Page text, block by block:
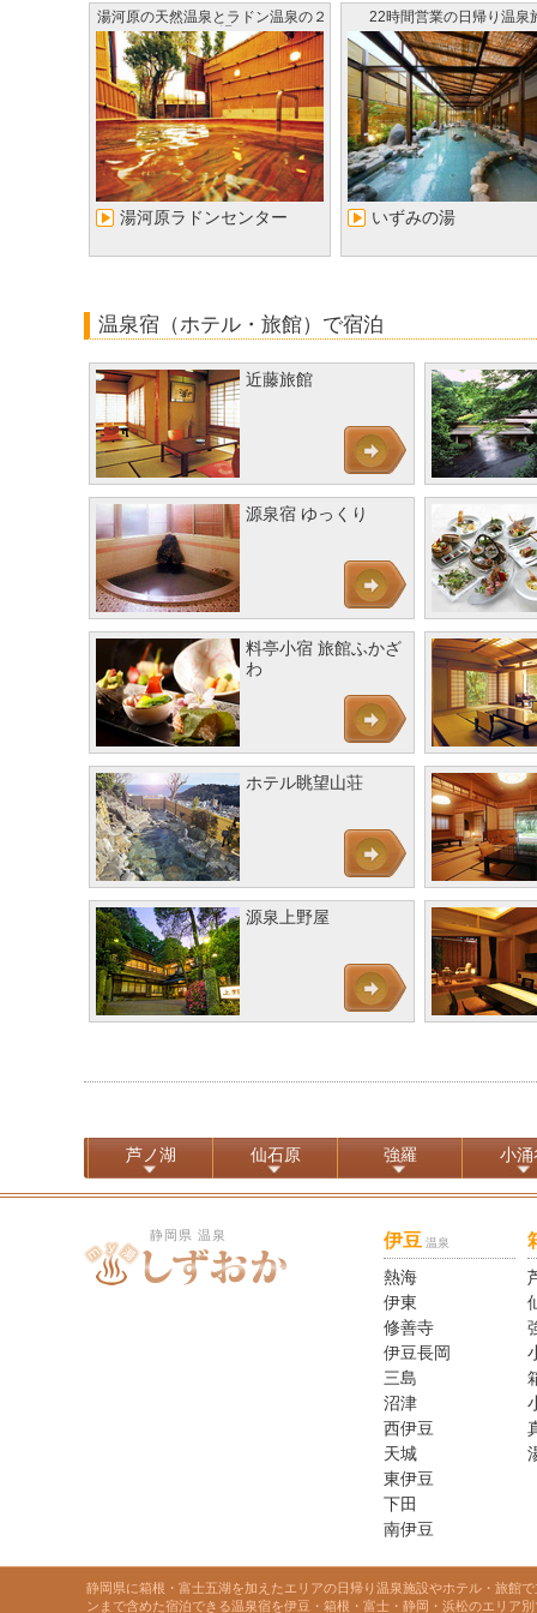
湯河原の天然温泉とラドン温泉の２
つの湯
湯河原ラドンセンター
22時間営業の日帰り温泉
いずみの湯
温泉宿（ホテル・旅館）で宿泊
近藤旅館
源泉宿 ゆっくり
料亭小宿 旅館ふかざ
わ
ホテル眺望山荘
源泉上野屋
芦ノ湖 仙石原 強羅 小涌
静岡県 温泉 伊豆 温泉
熱海
伊東
修善寺
伊豆長岡
三島
沼津
西伊豆
天城
東伊豆
下田
南伊豆
静岡県に箱根・富士五湖を加えたエリアの日帰り温泉施設やホテル・旅館
ンまで含めた宿泊できる温泉宿を伊豆・箱根・富士・静岡・浜松のエリア